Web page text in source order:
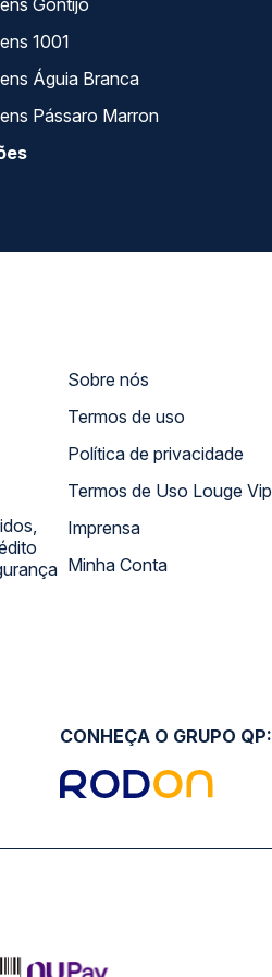
Gontijo
1001
Águia Branca
Pássaro Marron
Sobre nós
Termos de uso
Política de privacidade
Termos de Uso Louge Vip
Imprensa
Minha Conta
CONHEÇA O GRUPO QP: